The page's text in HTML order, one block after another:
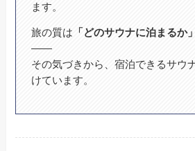
ます。
旅の質は 「どのサウナに泊まるか」
——
その気づきから、宿泊できるサウ
けています。